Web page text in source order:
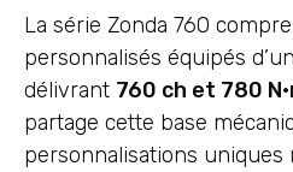
La série Zonda 760
personnalisés équipés
délivrant 760 ch et 780
partage cette base
personnalisations uniques